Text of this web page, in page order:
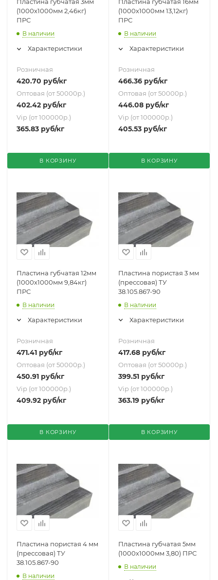
Пластина губчатая 3мм
(1000х1000мм 2,46кг)
ПРС
В наличии
Характеристики
Розничная
420.70 руб/кг
Оптовая (от 50000р.)
402.42 руб/кг
Vip (от 100000р.)
365.83 руб/кг
В КОРЗИНУ
Пластина губчатая 16мм
(1000х1000мм 13,12кг)
ПРС
В наличии
Характеристики
Розничная
466.36руб/кг
Оптовая (от 50000р.)
446.08руб/кг
Vip (от 100000р.)
405.53руб/кг
В КОРЗИНУ
Пластина губчатая 12мм
(1000х1000мм 9,84кг)
ПРС
В наличии
Характеристики
Розничная
471.41 руб/кг
Оптовая (от 50000р.)
450.91 руб/кг
Vip (от 100000р.)
409.92 руб/кг
В КОРЗИНУ
Пластина пористая 3 мм
(прессовая) ТУ
38.105.867-90
В наличии
Характеристики
Розничная
417.68руб/кг
Оптовая (от 50000р.)
399.51руб/кг
Vip (от 100000р.)
363.19руб/кг
В КОРЗИНУ
Пластина пористая 4 мм
(прессовая) ТУ
38.105.867-90
В наличии
Пластина губчатая 5мм
(1000х1000мм 3,80) ПРС
В наличии